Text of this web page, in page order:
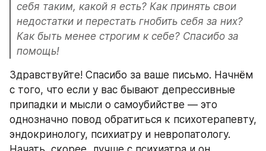
себя таким, какой я есть? Как принять свои
недостатки и перестать гнобить себя за них?
Как быть менее строгим к себе? Спасибо за
помощь!
Здравствуйте! Спасибо за ваше письмо. Начнём
с того, что если у вас бывают депрессивные
припадки и мысли о самоубийстве — это
однозначно повод обратиться к психотерапевту,
эндокринологу, психиатру и невропатологу.